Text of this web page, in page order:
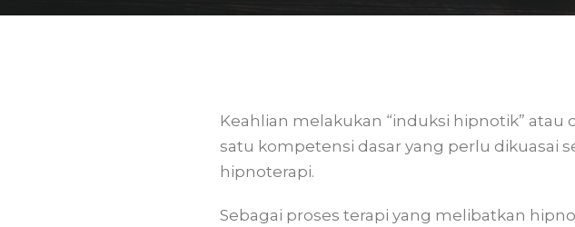
Keahlian melakukan “induksi hipnotik” atau
satu kompetensi dasar yang perlu dikuasai
hipnoterapi.
Sebagai proses terapi yang melibatkan